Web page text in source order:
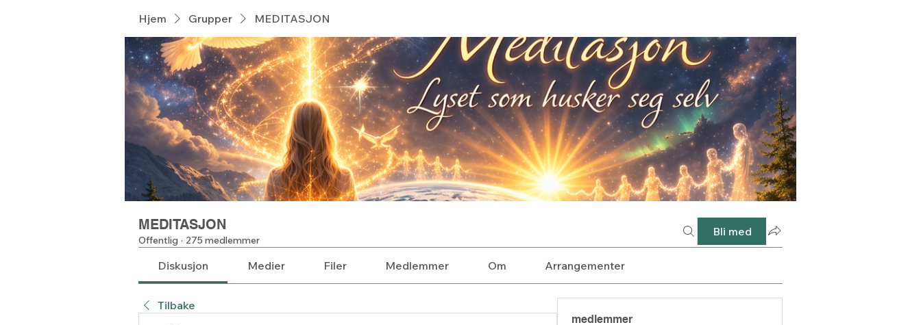
Hjem Grupper MEDITASJON
MEDITASJON
Offentlig · 275 medlemmer
Bli med
Diskusjon Medier Filer Medlemmer Om Arrangementer
Tilbake
medlemmer